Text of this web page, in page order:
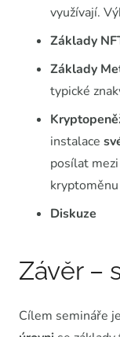
využívají.
Základy
Základy
typické
instalace
posílat
kryptoměnu
Diskuze
Závěr –
Cílem semináře